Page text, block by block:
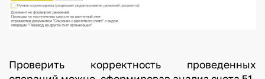
Проверить корректность проведенных